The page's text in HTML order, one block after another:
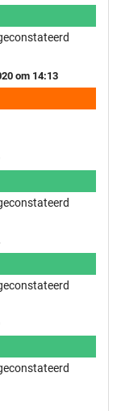
om 14:13